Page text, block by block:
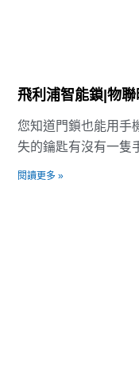
飛利浦智能鎖|物
您知道門鎖也能用手
失的鑰匙有沒有一隻
閱讀更多 »